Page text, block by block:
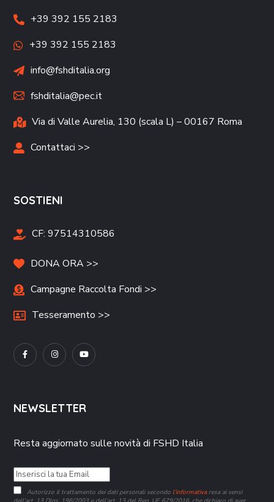
+39 392 155 2183
+39 392 155 2183
info@fshditalia.org
fshditalia@pec.it
Via di Valle Aurelia, 130 (scala L) – 00167 Roma
Contattaci >>
SOSTIENI
CF:97514310586
DONA ORA >>
Campagne Raccolta Fondi >>
Tesseramento >>
NEWSLETTER
Resta aggiornato sulle novità di FSHD Italia
Autorizzo il trattamento dei dati personali secondo l’informativaresa ai sensi